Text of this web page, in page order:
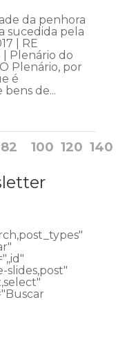
da penhora
sucedida pela
| RE
| Plenário do
Plenário, por
é
de...
82 100 120 140
slides,post"